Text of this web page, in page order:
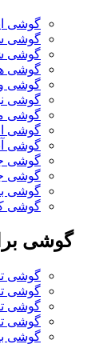
گوشی
گوشی
گوشی
گوشی
گوشی
گوشی
گوشی
گوشی
گوشی
گوشی
گوشی
گوشی
گوشی
گوشی
گوشی تا 2 میلیون
گوشی تا 5 میلیون
گوشی تا 7 میلیون
گوشی تا 15 میلیون
گوشی بالای 15